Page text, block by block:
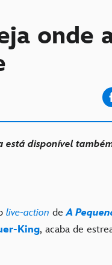
onde
disponível
live-action deA
King, acaba de